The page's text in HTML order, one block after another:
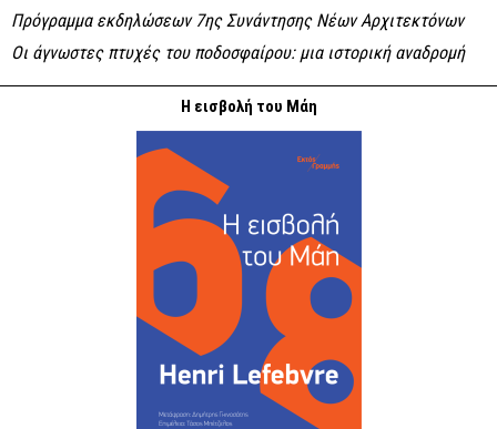
Πρόγραμμα εκδηλώσεων 7ης Συνάντησης Νέων Αρχιτεκτόνων
Οι άγνωστες πτυχές του ποδοσφαίρου: μια ιστορική αναδρομή
Η εισβολή του Μάη